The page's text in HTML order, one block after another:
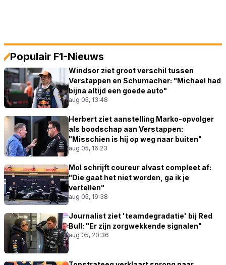
Populair F1-Nieuws
Windsor ziet groot verschil tussen
Verstappen en Schumacher: "Michael had
bijna altijd een goede auto"
aug 05, 13:48
Herbert ziet aanstelling Marko-opvolger
als boodschap aan Verstappen:
"Misschien is hij op weg naar buiten"
aug 05, 16:23
Mol schrijft coureur alvast compleet af:
"Die gaat het niet worden, ga ik je
vertellen"
aug 05, 19:38
Journalist ziet 'teamdegradatie' bij Red
Bull: "Er zijn zorgwekkende signalen"
aug 05, 20:36